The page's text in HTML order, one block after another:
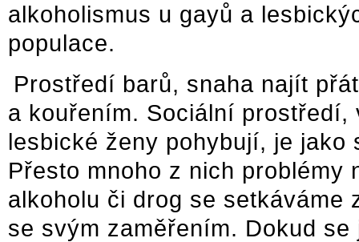
alkoholismus u gayů a
populace.
Prostředí barů, snaha najít
a kouřením. Sociální
lesbické ženy pohybují, je
Přesto mnoho z nich problémy
alkoholu či drog se setkáváme
se svým zaměřením. Dokud